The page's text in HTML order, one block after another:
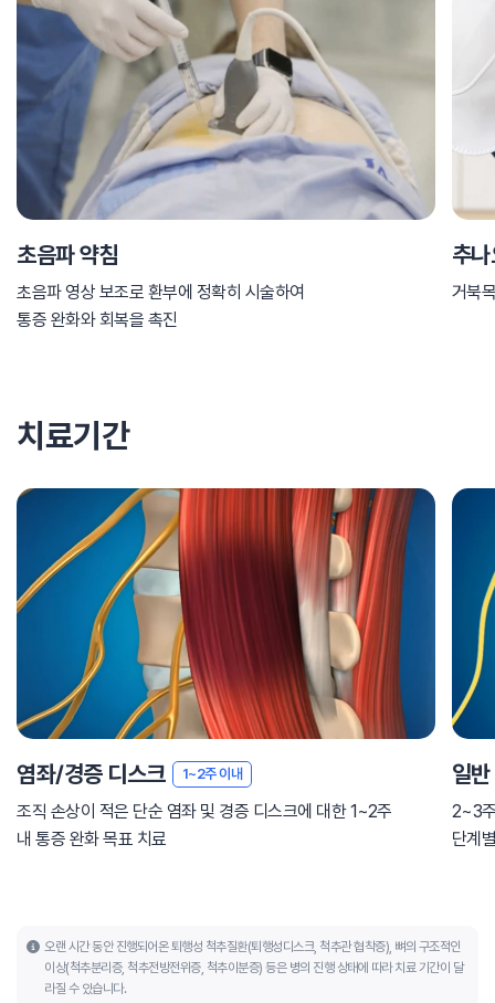
초음파 약침
초음파 영상 보조로 환부에 정확히 시술하여
통증 완화와 회복을 촉진
추
거북
치료기간
염좌/경증 디스크 1~2주 이내
조직 손상이 적은 단순 염좌 및 경증 디스크에 대한 1~2주
내 통증 완화 목표 치료
일
2~3
단계
오랜 시간 동안 진행되어온 퇴행성 척추질환(퇴행성디스크, 척추관 협착증), 뼈의 구조적인
이상(척추분리증, 척추전방전위증, 척추이분증) 등은 병의 진행 상태에 따라 치료 기간이 달
라질 수 있습니다.